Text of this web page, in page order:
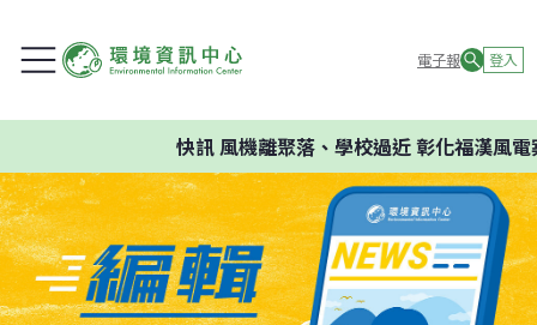
電子報 登入
快訊風機離聚落、學校過近 彰化福漢風電